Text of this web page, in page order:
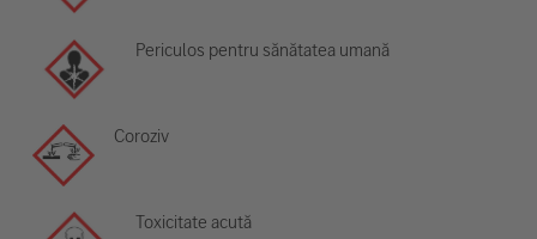
Periculos pentru sănătatea umană
Coroziv
Toxicitate acută